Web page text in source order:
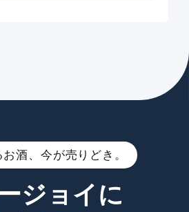
酒、今が売りどき。
ジョイに